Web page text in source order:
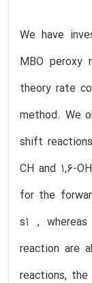
We have
MBO peroxy
theory rate
method. We
shift
CH and 1,6-
for the
s1 ,
reaction are
reactions,